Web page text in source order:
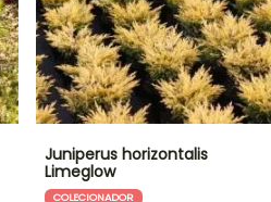
Juniperus horizontalis
Limeglow
COLECIONADOR